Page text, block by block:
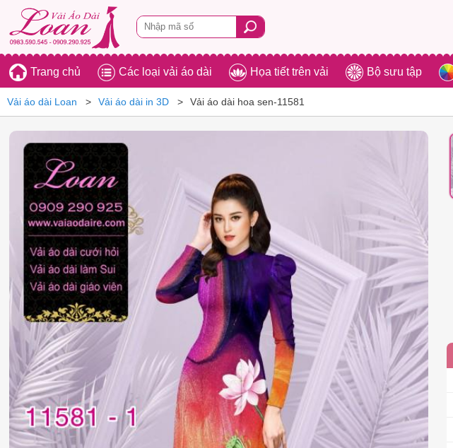
Trang chủ Các loại vải áo dài Họa tiết trên vải Bộ sưu tập
Vải áo dài Loan Vải áo dài in 3D Vải áo dài hoa sen-11581